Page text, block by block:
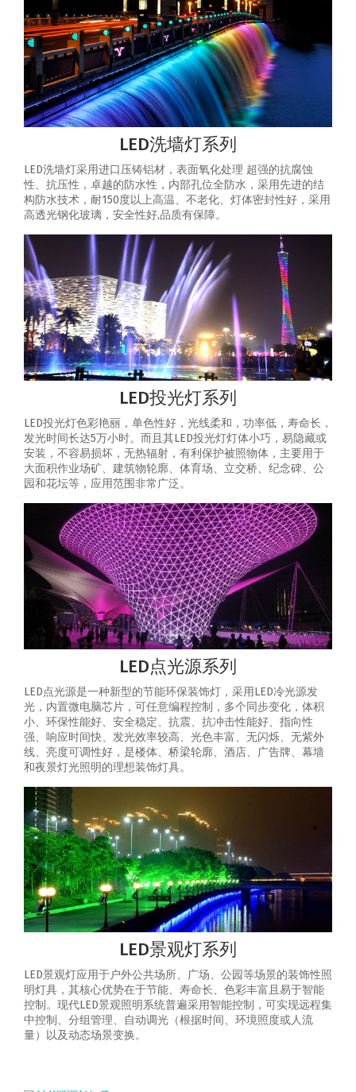
LED洗墙灯系列
LED洗墙灯采用进口压铸铝材，表面氧化处理 超强的抗腐蚀
性、抗压性，卓越的防水性，内部孔位全防水，采用先进的结
构防水技术，耐150度以上高温、不老化、灯体密封性好，采用
高透光钢化玻璃，安全性好,品质有保障。
LED投光灯系列
LED投光灯色彩艳丽，单色性好，光线柔和，功率低，寿命长，
发光时间长达5万小时。而且其LED投光灯灯体小巧，易隐藏或
安装，不容易损坏，无热辐射，有利保护被照物体，主要用于
大面积作业场矿、建筑物轮廓、体育场、立交桥、纪念碑、公
园和花坛等，应用范围非常广泛。
LED点光源系列
LED点光源是一种新型的节能环保装饰灯，采用LED冷光源发
光，内置微电脑芯片，可任意编程控制，多个同步变化，体积
小、环保性能好、安全稳定、抗震、抗冲击性能好、指向性
强、响应时间快、发光效率较高、光色丰富、无闪烁、无紫外
线、亮度可调性好，是楼体、桥梁轮廓、酒店、广告牌、幕墙
和夜景灯光照明的理想装饰灯具。
LED景观灯系列
LED景观灯应用于户外公共场所、广场、公园等场景的装饰性照
明灯具，其核心优势在于节能、寿命长、色彩丰富且易于智能
控制‌。‌现代LED景观照明系统普遍采用智能控制，可实现‌远程集
中控制、分组管理、自动调光（根据时间、环境照度或人流
量）以及动态场景变换‌。